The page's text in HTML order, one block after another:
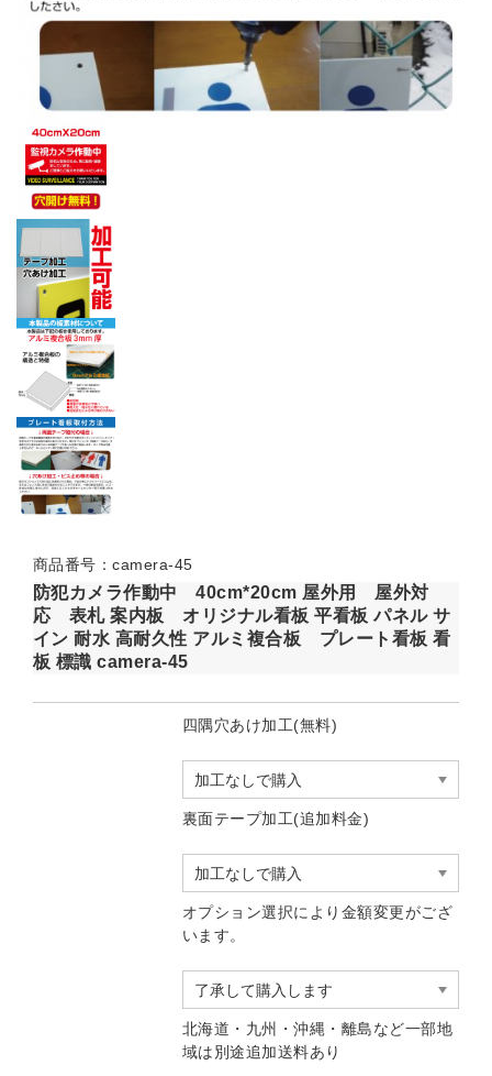
商品番号：camera-45
防犯カメラ作動中 40cm*20cm 屋外用 屋外対
応 表札 案内板 オリジナル看板 平看板 パネル サ
イン 耐水 高耐久性 アルミ複合板 プレート看板 看
板 標識 camera-45
四隅穴あけ加工(無料)
裏面テープ加工(追加料金)
オプション選択により金額変更がござ
います。
北海道・九州・沖縄・離島など一部地
域は別途追加送料あり